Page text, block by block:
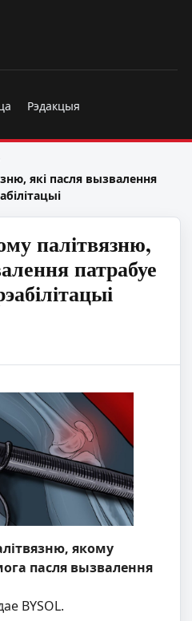
Рэдакцыя
які пасля вызвалення
палітвязню,
патрабуе
якому
пасля вызвалення
BYSOL.